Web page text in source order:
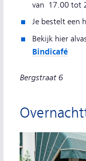
van 17.00 tot
Je bestelt een
Bekijk hier
Bindicafé
Bergstraat 6